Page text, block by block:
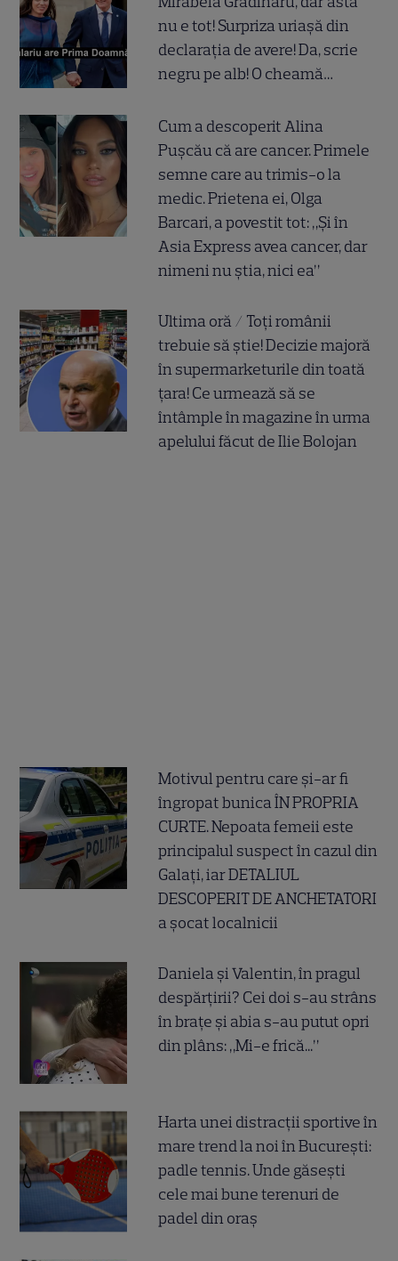
nu e tot! Surpriza uriașă din
declarația de avere! Da, scrie
negru pe alb! O cheamă…
Cum a descoperit Alina
Pușcău că are cancer. Primele
semne care au trimis-o la
medic. Prietena ei, Olga
Barcari, a povestit tot: „Și în
Asia Express avea cancer, dar
nimeni nu știa, nici ea”
Ultima oră / Toți românii
trebuie să știe! Decizie majoră
în supermarketurile din toată
țara! Ce urmează să se
întâmple în magazine în urma
apelului făcut de Ilie Bolojan
Motivul pentru care și-ar fi
îngropat bunica ÎN PROPRIA
CURTE. Nepoata femeii este
principalul suspect în cazul din
Galați, iar DETALIUL
DESCOPERIT DE ANCHETATORI
a șocat localnicii
Daniela și Valentin, în pragul
despărțirii? Cei doi s-au strâns
în brațe și abia s-au putut opri
din plâns: „Mi-e frică...”
Harta unei distracții sportive în
mare trend la noi în București:
padle tennis. Unde găsești
cele mai bune terenuri de
padel din oraș